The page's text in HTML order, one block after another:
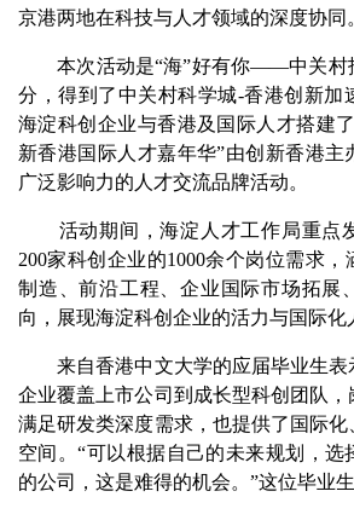
京港两地在科技与人才领域的深度协同
本次活动是“海”好有你——中关村
分，得到了中关村科学城-香港创新加
海淀科创企业与香港及国际人才搭建
新香港国际人才嘉年华”由创新香港主
广泛影响力的人才交流品牌活动。
活动期间，海淀人才工作局重点
200家科创企业的1000余个岗位需求
制造、前沿工程、企业国际市场拓展
向，展现海淀科创企业的活力与国际化
来自香港中文大学的应届毕业生表
企业覆盖上市公司到成长型科创团队
满足研发类深度需求，也提供了国际
空间。“可以根据自己的未来规划，选
的公司，这是难得的机会。”这位毕业生